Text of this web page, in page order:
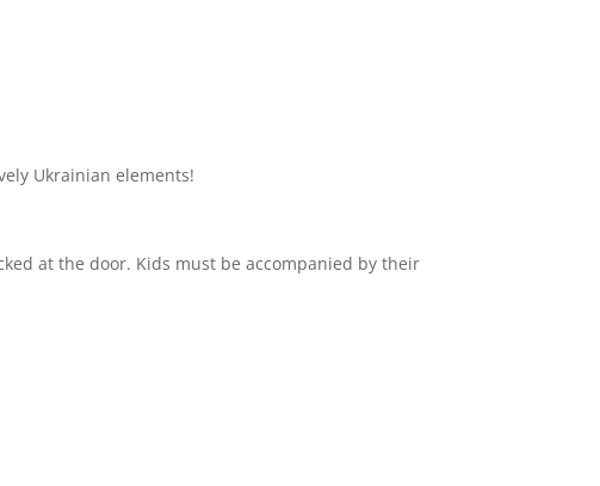
Ukrainian elements!
at the door. Kids must be accompanied by their